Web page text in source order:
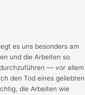
es uns besonders am
und die Arbeiten so
— vor allem
den Tod eines geliebten
die Arbeiten wie